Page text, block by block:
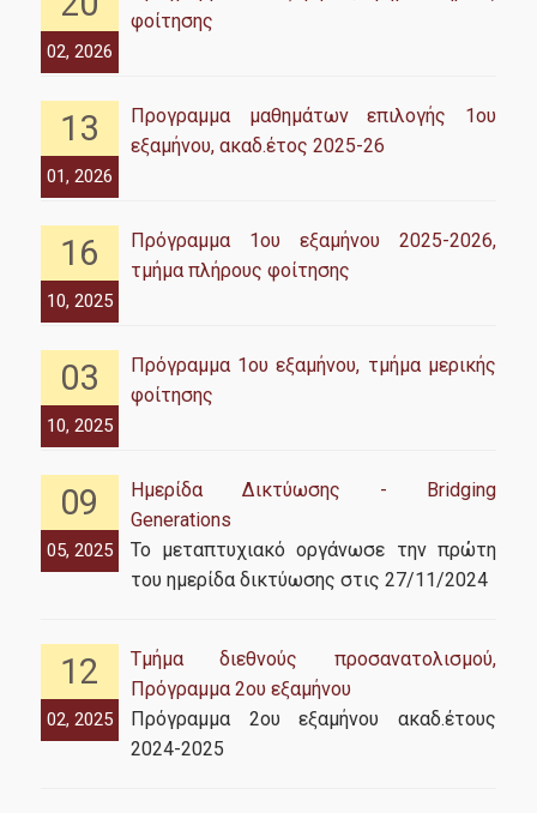
Διασφάλιση Ποιότητας
Πολιτική Ποιότητας
Φόρμα Υποβολής Παραπόνων και Διαχείρισης Ενστάσεων
Αξιολόγηση εκπαιδευτικού έργου
ΜΟΔΙΠ
Γραφείο Υποστήριξης Φοιτητών & Αποφοίτων
Career Event 2024-2025
Career Event 2025-2026
Υπηρεσίες & Υποδομές
02, 2026
φοίτησης
13
01, 2026
Προγραμμα μαθημάτων επιλογής 1ου
εξαμήνου, ακαδ.έτος 2025-26
16
10, 2025
Πρόγραμμα 1ου εξαμήνου 2025-2026,
τμήμα πλήρους φοίτησης
03
10, 2025
Πρόγραμμα 1ου εξαμήνου, τμήμα μερικής
φοίτησης
09
05, 2025
Ημερίδα Δικτύωσης - Bridging
Generations
Το μεταπτυχιακό οργάνωσε την πρώτη
του ημερίδα δικτύωσης στις 27/11/2024
12
02, 2025
Τμήμα διεθνούς προσανατολισμού,
Πρόγραμμα 2ου εξαμήνου
Πρόγραμμα 2ου εξαμήνου ακαδ.έτους
2024-2025